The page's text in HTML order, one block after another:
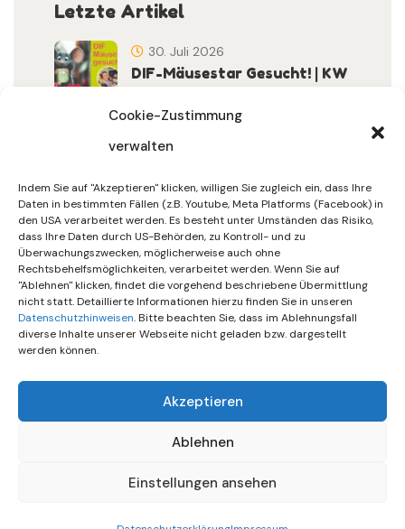
Cookie-Zustimmung
verwalten
Indem Sie auf "Akzeptieren" klicken, willigen Sie zugleich ein, dass Ihre
Daten in bestimmten Fällen (z.B. Youtube, Meta Platforms (Facebook) in
den USA verarbeitet werden. Es besteht unter Umständen das Risiko,
dass Ihre Daten durch US-Behörden, zu Kontroll- und zu
Überwachungszwecken, möglicherweise auch ohne
Rechtsbehelfsmöglichkeiten, verarbeitet werden. Wenn Sie auf
"Ablehnen" klicken, findet die vorgehend beschriebene Übermittlung
nicht statt. Detaillierte Informationen hierzu finden Sie in unseren
Datenschutzhinweisen. Bitte beachten Sie, dass im Ablehnungsfall
diverse Inhalte unserer Webseite nicht geladen bzw. dargestellt
werden können.
Akzeptieren
Ablehnen
Einstellungen ansehen
Letzte Artikel
DIF-Mäusestar Gesucht! | KW
30. Juli 2026
Sommerferien | KW 31/…
30. Juli 2026
Gemeinsames Friedensgebet
Setzt Zeichen …
15. Juli 2026